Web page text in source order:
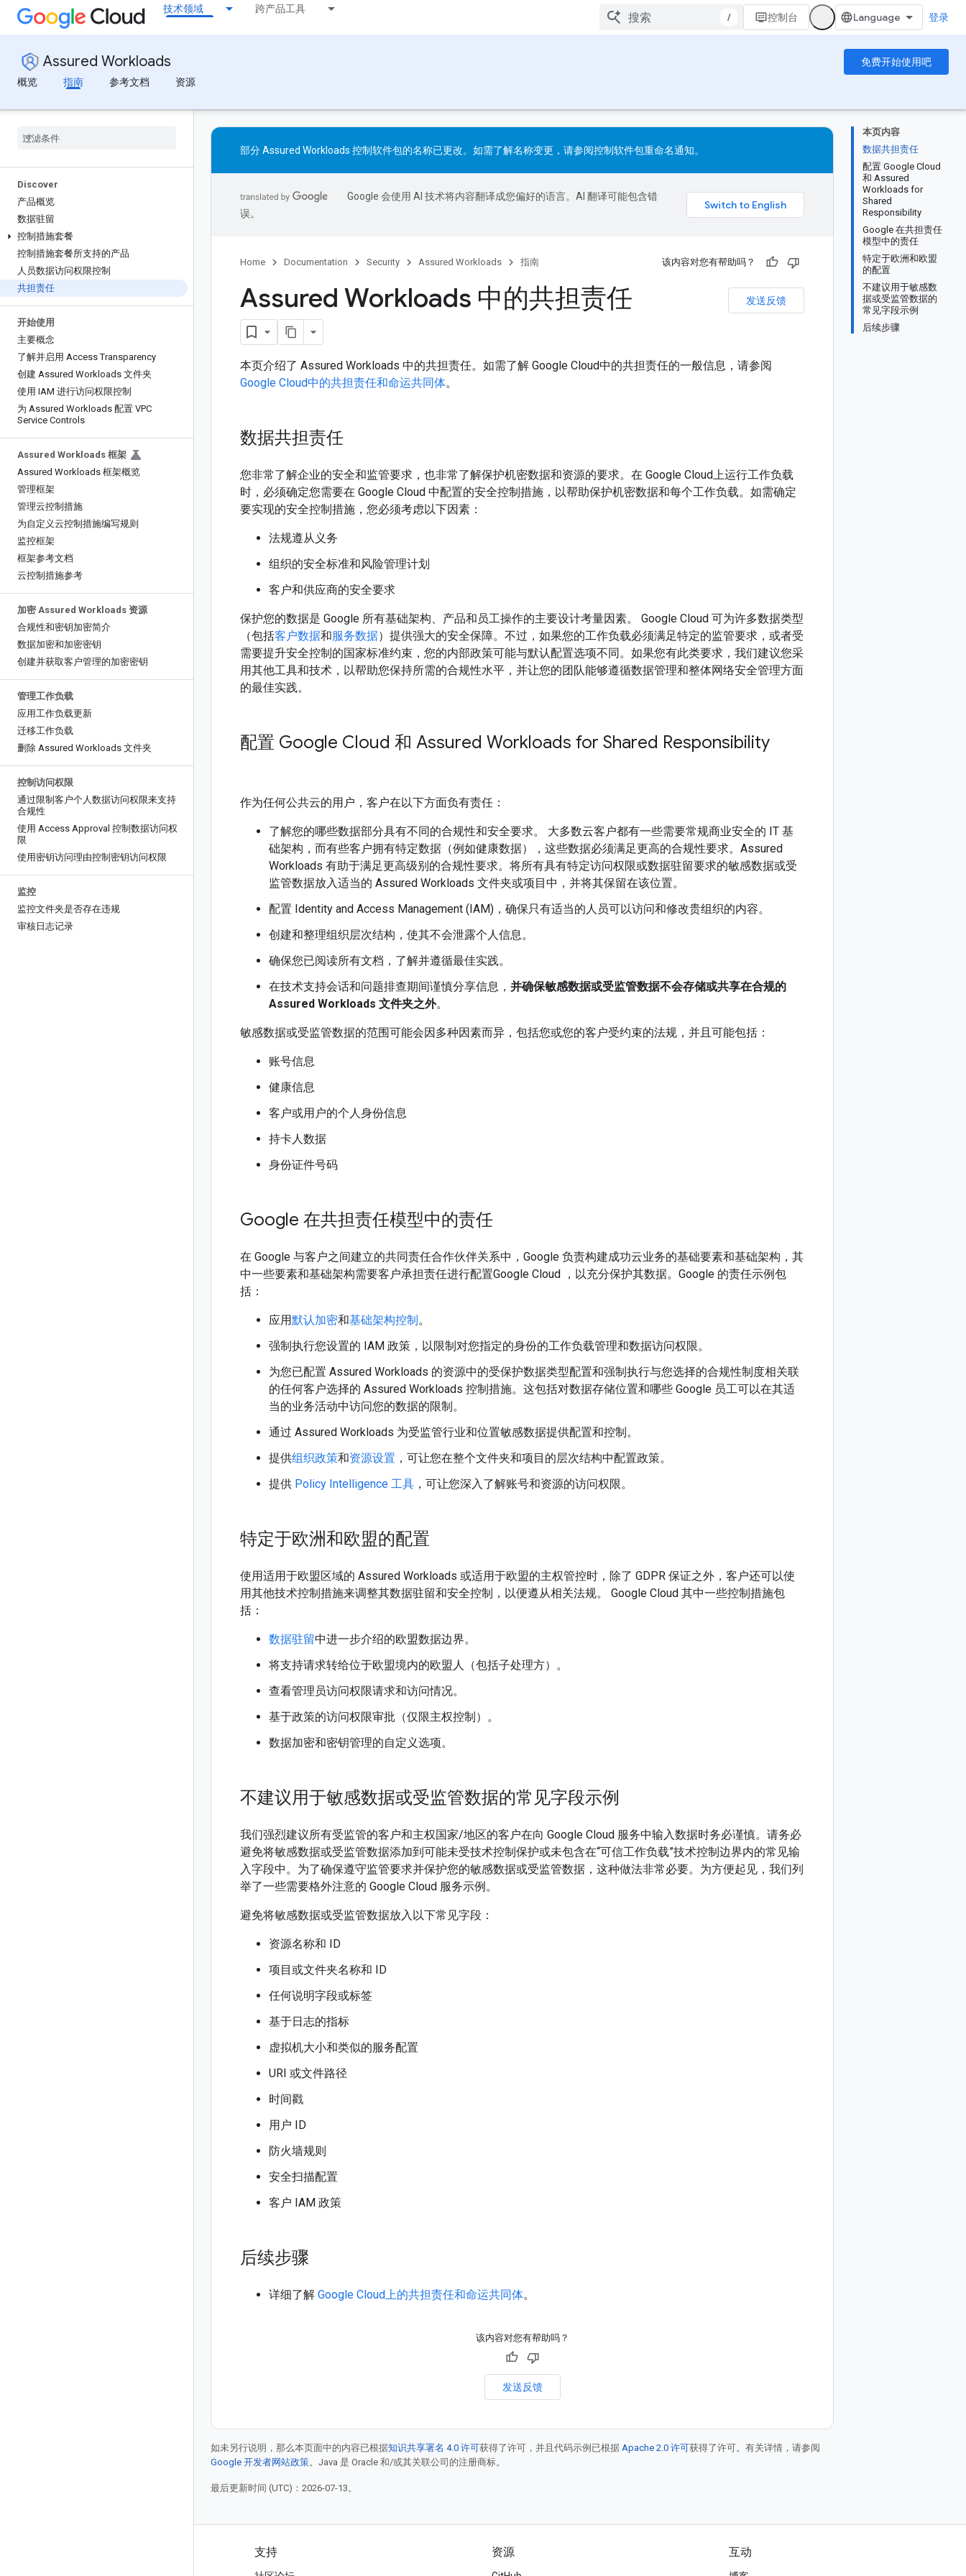
技术领域 跨产品工具
/ 控制台 登录
Assured Workloads
免费开始使用吧
概览
指南 参考文档 资源
Discover
产品概览
数据驻留
控制措施套餐
控制措施套餐所支持的产品
人员数据访问权限控制
共担责任
开始使用
主要概念
了解并启用 Access Transparency
创建 Assured Workloads 文件夹
使用 IAM 进行访问权限控制
为 Assured Workloads 配置 VPC
Service Controls
Assured Workloads 框架
Assured Workloads 框架概览
管理框架
管理云控制措施
为自定义云控制措施编写规则
监控框架
框架参考文档
云控制措施参考
加密 Assured Workloads 资源
合规性和密钥加密简介
数据加密和加密密钥
创建并获取客户管理的加密密钥
管理工作负载
应用工作负载更新
迁移工作负载
删除 Assured Workloads 文件夹
控制访问权限
通过限制客户个人数据访问权限来支持
合规性
使用 Access Approval 控制数据访问权
限
使用密钥访问理由控制密钥访问权限
监控
监控文件夹是否存在违规
审核日志记录
本页内容
数据共担责任
配置 Google Cloud
和 Assured
Workloads for
Shared
Responsibility
Google 在共担责任
模型中的责任
特定于欧洲和欧盟
的配置
不建议用于敏感数
据或受监管数据的
常见字段示例
后续步骤
部分 Assured Workloads 控制软件包的名称已更改。如需了解名称变更，请参阅控制软件包重命名通知。
Google 会使用 AI 技术将内容翻译成您偏好的语言。AI 翻译可能包含错
误。
Home Documentation Security Assured Workloads 指南 该内容对您有帮助吗？
发送反馈
Assured Workloads 中的共担责任
本页介绍了 Assured Workloads 中的共担责任。如需了解 Google Cloud中的共担责任的一般信息，请参阅
Google Cloud中的共担责任和命运共同体。
数据共担责任
您非常了解企业的安全和监管要求，也非常了解保护机密数据和资源的要求。在 Google Cloud上运行工作负载
时，必须确定您需要在 Google Cloud 中配置的安全控制措施，以帮助保护机密数据和每个工作负载。如需确定
要实现的安全控制措施，您必须考虑以下因素：
法规遵从义务
组织的安全标准和风险管理计划
客户和供应商的安全要求
保护您的数据是 Google 所有基础架构、产品和员工操作的主要设计考量因素。 Google Cloud 可为许多数据类型
（包括客户数据和服务数据）提供强大的安全保障。不过，如果您的工作负载必须满足特定的监管要求，或者受
需要提升安全控制的国家标准约束，您的内部政策可能与默认配置选项不同。如果您有此类要求，我们建议您采
用其他工具和技术，以帮助您保持所需的合规性水平，并让您的团队能够遵循数据管理和整体网络安全管理方面
的最佳实践。
配置 Google Cloud 和 Assured Workloads for Shared Responsibility
作为任何公共云的用户，客户在以下方面负有责任：
了解您的哪些数据部分具有不同的合规性和安全要求。 大多数云客户都有一些需要常规商业安全的 IT 基
础架构，而有些客户拥有特定数据（例如健康数据），这些数据必须满足更高的合规性要求。Assured
Workloads 有助于满足更高级别的合规性要求。将所有具有特定访问权限或数据驻留要求的敏感数据或受
监管数据放入适当的 Assured Workloads 文件夹或项目中，并将其保留在该位置。
配置 Identity and Access Management (IAM)，确保只有适当的人员可以访问和修改贵组织的内容。
创建和整理组织层次结构，使其不会泄露个人信息。
确保您已阅读所有文档，了解并遵循最佳实践。
在技术支持会话和问题排查期间谨慎分享信息， 并确保敏感数据或受监管数据不会存储或共享在合规的
Assured Workloads 文件夹之外。
敏感数据或受监管数据的范围可能会因多种因素而异，包括您或您的客户受约束的法规，并且可能包括：
账号信息
健康信息
客户或用户的个人身份信息
持卡人数据
身份证件号码
Google 在共担责任模型中的责任
在 Google 与客户之间建立的共同责任合作伙伴关系中，Google 负责构建成功云业务的基础要素和基础架构，其
中一些要素和基础架构需要客户承担责任进行配置Google Cloud ，以充分保护其数据。Google 的责任示例包
括：
应用默认加密和基础架构控制。
强制执行您设置的 IAM 政策，以限制对您指定的身份的工作负载管理和数据访问权限。
为您已配置 Assured Workloads 的资源中的受保护数据类型配置和强制执行与您选择的合规性制度相关联
的任何客户选择的 Assured Workloads 控制措施。这包括对数据存储位置和哪些 Google 员工可以在其适
当的业务活动中访问您的数据的限制。
通过 Assured Workloads 为受监管行业和位置敏感数据提供配置和控制。
提供组织政策和资源设置 ，可让您在整个文件夹和项目的层次结构中配置政策。
提供 Policy Intelligence 工具 ，可让您深入了解账号和资源的访问权限。
特定于欧洲和欧盟的配置
使用适用于欧盟区域的 Assured Workloads 或适用于欧盟的主权管控时，除了 GDPR 保证之外，客户还可以使
用其他技术控制措施来调整其数据驻留和安全控制，以便遵从相关法规。 Google Cloud 其中一些控制措施包
括：
数据驻留中进一步介绍的欧盟数据边界。
将支持请求转给位于欧盟境内的欧盟人（包括子处理方）。
查看管理员访问权限请求和访问情况。
基于政策的访问权限审批（仅限主权控制）。
数据加密和密钥管理的自定义选项。
不建议用于敏感数据或受监管数据的常见字段示例
我们强烈建议所有受监管的客户和主权国家/地区的客户在向 Google Cloud 服务中输入数据时务必谨慎。请务必
避免将敏感数据或受监管数据添加到可能未受技术控制保护或未包含在“可信工作负载”技术控制边界内的常见输
入字段中。为了确保遵守监管要求并保护您的敏感数据或受监管数据，这种做法非常必要。为方便起见，我们列
举了一些需要格外注意的 Google Cloud 服务示例。
避免将敏感数据或受监管数据放入以下常见字段：
资源名称和 ID
项目或文件夹名称和 ID
任何说明字段或标签
基于日志的指标
虚拟机大小和类似的服务配置
URI 或文件路径
时间戳
用户 ID
防火墙规则
安全扫描配置
客户 IAM 政策
后续步骤
详细了解 Google Cloud上的共担责任和命运共同体。
该内容对您有帮助吗？
发送反馈
如未另行说明，那么本页面中的内容已根据知识共享署名 4.0 许可获得了许可，并且代码示例已根据 Apache 2.0 许可获得了许可。有关详情，请参阅
Google 开发者网站政策。Java 是 Oracle 和/或其关联公司的注册商标。
最后更新时间 (UTC)：2026-07-13。
支持 资源 互动